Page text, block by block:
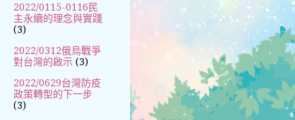
2022/0115-0116民
主永續的理念與實踐
(3)
2022/0312俄烏戰爭
對台灣的啟示 (3)
2022/0629台灣防疫
政策轉型的下一步
(3)